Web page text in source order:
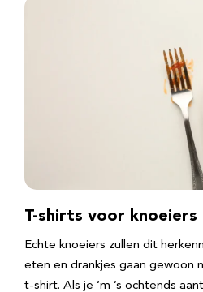
T-shirts voor knoeiers
Echte knoeiers zullen dit
eten en drankjes gaan gewoon
t-shirt. Als je ‘m ’s ochtends